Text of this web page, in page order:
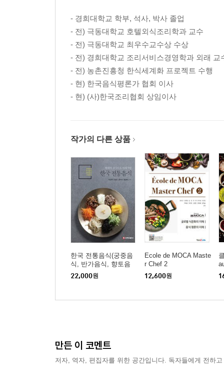
- 경희대학교 학부, 석사, 박사 졸업
- 전) 극동대학교 호텔외식조리학과 교수
- 전) 극동대학교 최우수교수상 수상
- 전) 경희대학교 조리서비스경영학과 외래 교
- 전) 농촌진흥청 한식세계화 프로젝트 수행
- 현) 한국음식평론가 협회 이사
- 현) (사)한국조리협회 상임이사
작가의 다른 상품
한국 전통음식(궁중음
식, 반가음식, 향토음
식, 시절음식)
22,000원
Ecole de MOCA Maste
r Chef 2
12,600원
만든 이 코멘트
저자, 역자, 편집자를 위한 공간입니다. 독자들에게 전하